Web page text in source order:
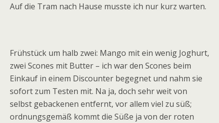
Auf die Tram nach Hause musste ich nur kurz warten.
Frühstück um halb zwei: Mango mit ein wenig Joghurt,
zwei Scones mit Butter – ich war den Scones beim
Einkauf in einem Discounter begegnet und nahm sie
sofort zum Testen mit. Na ja, doch sehr weit von
selbst gebackenen entfernt, vor allem viel zu süß;
ordnungsgemäß kommt die Süße ja von der roten